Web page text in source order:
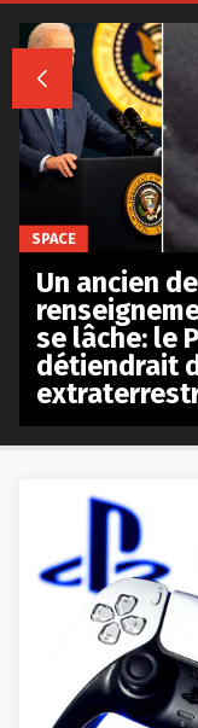

SPACE
Un ancien
se lâche: le
détiendrait